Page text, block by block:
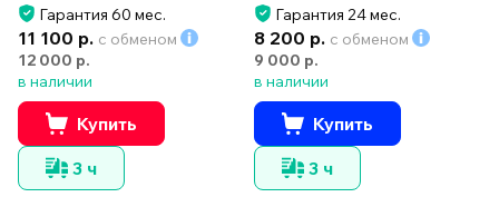
Гарантия 60 мес.
11 100 р. с обменом
12 000 р.
в наличии
Купить
3 ч
Гарантия 24 мес.
8 200 р. с обменом
9 000 р.
в наличии
Купить
3 ч